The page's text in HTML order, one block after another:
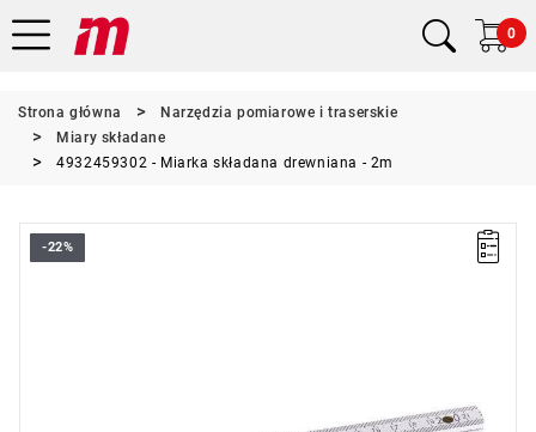
0
Strona główna
Narzędzia pomiarowe i traserskie
Miary składane
4932459302 - Miarka składana drewniana - 2m
-22%